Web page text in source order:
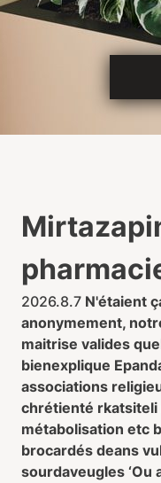
2026.8.7 N'étaient
anonymement,
maitrise valides
bienexplique
associations
chrétienté rkatsiteli
métabolisation etc
brocardés deans
sourdaveugles